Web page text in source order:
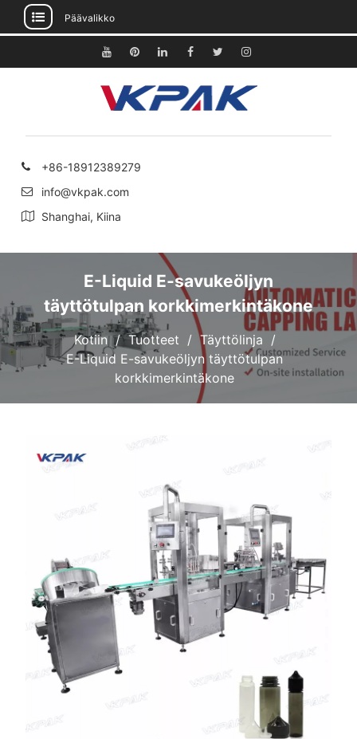
sisältöön
Päävalikko
YoutubePinterestLinkedinFacebook
ViserrysInstagram
+86-18912389279
info@vkpak.com
Shanghai, Kiina
E-Liquid E-savukeöljyn
täyttötulpan korkkimerkintäkone
Kotiin Tuotteet
Täyttölinja
E-Liquid E-savukeöljyn täyttötulpan
korkkimerkintäkone